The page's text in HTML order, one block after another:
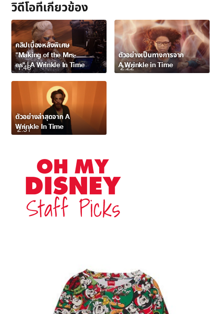
วิดีโอที่เกี่ยวข้อง
1:46
คลิปเบื้องหลังพิเศษ
"Making of the Mrs-
es" | A Wrinkle In Time
2:22
ตัวอย่างเป็นทางการจาก
A Wrinkle in Time
2:31
ตัวอย่างล่าสุดจาก A
Wrinkle In Time